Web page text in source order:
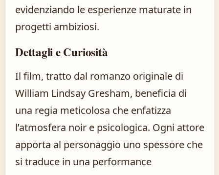
evidenziando le esperienze maturate in
progetti ambiziosi.
Dettagli e Curiosità
Il film, tratto dal romanzo originale di
William Lindsay Gresham, beneficia di
una regia meticolosa che enfatizza
l’atmosfera noir e psicologica. Ogni attore
apporta al personaggio uno spessore che
si traduce in una performance